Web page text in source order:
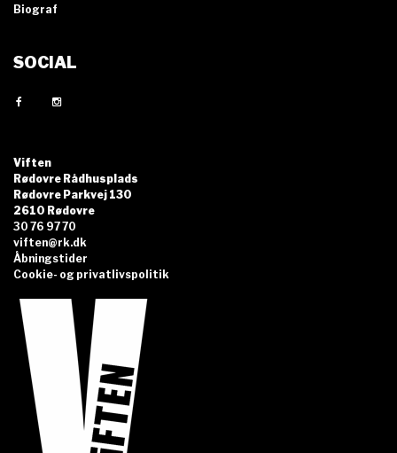
Biograf
SOCIAL
Viften
Rødovre Rådhusplads
Rødovre Parkvej 130
2610 Rødovre
30 76 97 70
viften@rk.dk
Åbningstider
Cookie- og privatlivspolitik